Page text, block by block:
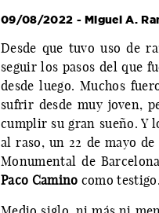
09/08/2022 - Miguel A.
Desde que tuvo uso de
seguir los pasos del que
desde luego. Muchos
sufrir desde muy joven,
cumplir su gran sueño. Y
al raso, un 22 de mayo
Monumental de
Paco Camino como testigo.